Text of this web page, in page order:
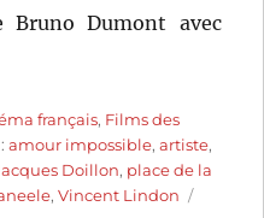
Bruno Dumont avec
français, Films des
:amour impossible,artiste,
Doillon, place de la
,Vincent Lindon